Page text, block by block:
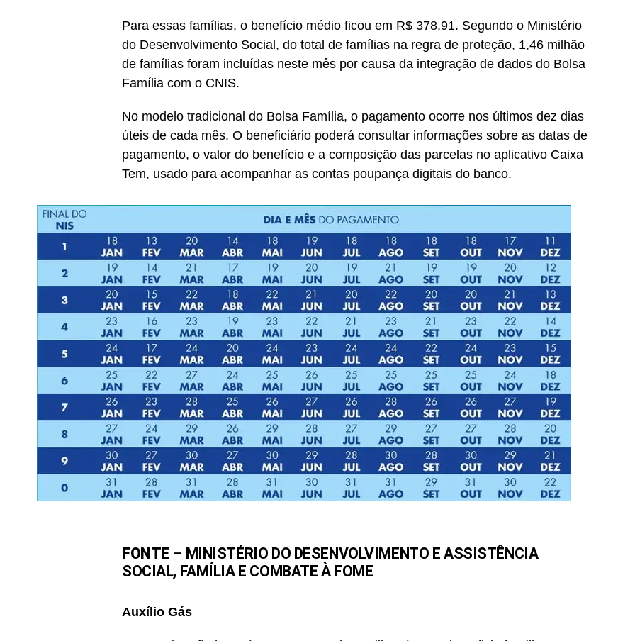
Para essas famílias, o benefício médio ficou em R$ 378,91. Segundo o Ministério
do Desenvolvimento Social, do total de famílias na regra de proteção, 1,46 milhão
de famílias foram incluídas neste mês por causa da integração de dados do Bolsa
Família com o CNIS.
No modelo tradicional do Bolsa Família, o pagamento ocorre nos últimos dez dias
úteis de cada mês. O beneficiário poderá consultar informações sobre as datas de
pagamento, o valor do benefício e a composição das parcelas no aplicativo Caixa
Tem, usado para acompanhar as contas poupança digitais do banco.
FONTE – MINISTÉRIO DO DESENVOLVIMENTO E ASSISTÊNCIA
SOCIAL, FAMÍLIA E COMBATE À FOME
Auxílio Gás